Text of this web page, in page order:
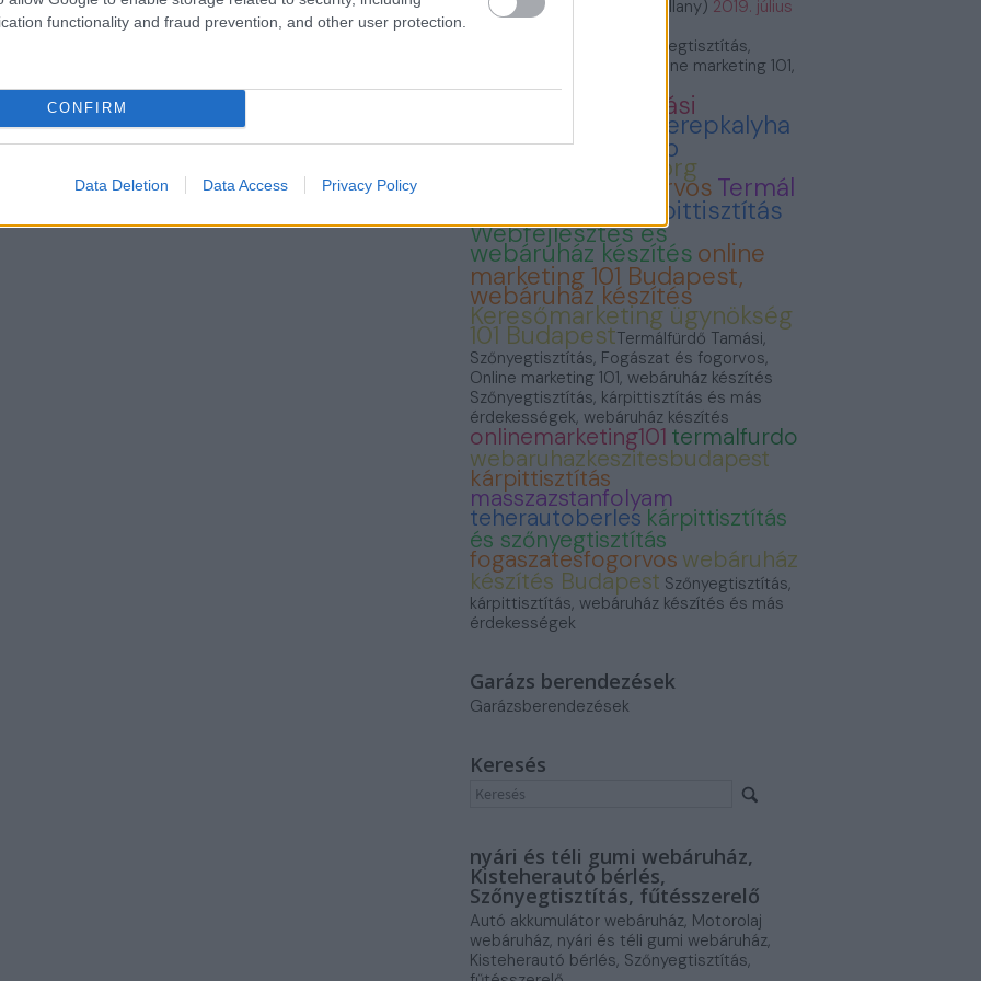
functionality and fraud prevention, and other user protection.
CONFIRM
Data Deletion Data Access Privacy Policy
— VillámVillany (@villam_villany) 2019. július
Termálfürdő Tamási, Szőnyegtisztítás,
Fogászat és fogorvos, Online marketing 101,
webáruház készítés
Termálfürdő Tamási
Cserepkalyha
Kemence Kandallo
Szonyegtisztitas.org
Fogászat és fogorvos Termál
Kárpittisztítás
Webfejlesztés és
webáruház készítés online
marketing 101 Budapest,
webáruház készítés
Keresőmarketing ügynökség
101 BudapestTermálfürdő Tamási,
Szőnyegtisztítás, Fogászat és fogorvos,
Online marketing 101, webáruház készítés
Szőnyegtisztítás, kárpittisztítás és más
érdekességek, webáruház készítés
onlinemarketing101 termalfurdo
webaruhazkeszitesbudapest
kárpittisztítás
masszazstanfolyam
teherautoberles kárpittisztítás
és szőnyegtisztítás
fogaszatesfogorvos webáruház
készítés Budapest Szőnyegtisztítás,
kárpittisztítás, webáruház készítés és más
érdekességek
Garázs berendezések
Garázsberendezések
Keresés
nyári és téli gumi webáruház,
Kisteherautó bérlés,
Szőnyegtisztítás, fűtésszerelő
Autó akkumulátor webáruház, Motorolaj
webáruház, nyári és téli gumi webáruház,
Kisteherautó bérlés, Szőnyegtisztítás,